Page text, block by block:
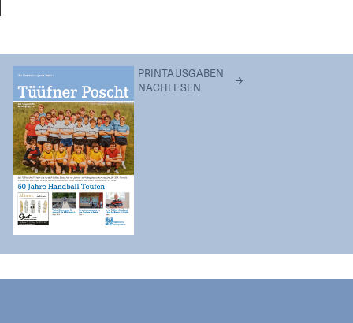
PRINTAUSGABEN
NACHLESEN